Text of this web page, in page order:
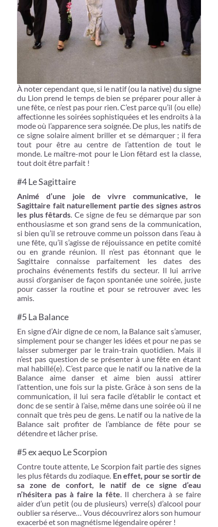
À noter cependant que, si le natif (ou la native) du signe
du Lion prend le temps de bien se préparer pour aller à
une fête, ce n’est pas pour rien. C’est parce qu’il (ou elle)
affectionne les soirées sophistiquées et les endroits à la
mode où l’apparence sera soignée. De plus, les natifs de
ce signe solaire aiment briller et se démarquer ; il fera
tout pour être au centre de l’attention de tout le
monde. Le maître-mot pour le Lion fêtard est la classe,
tout doit être parfait !
#4 Le Sagittaire
Animé d’une joie de vivre communicative, le
Sagittaire fait naturellement partie des signes astros
les plus fêtards. Ce signe de feu se démarque par son
enthousiasme et son grand sens de la communication,
si bien qu’il se retrouve comme un poisson dans l’eau à
une fête, qu’il s’agisse de réjouissance en petite comité
ou en grande réunion. Il n’est pas étonnant que le
Sagittaire connaisse parfaitement les dates des
prochains événements festifs du secteur. Il lui arrive
aussi d’organiser de façon spontanée une soirée, juste
pour casser la routine et pour se retrouver avec les
amis.
#5 La Balance
En signe d’Air digne de ce nom, la Balance sait s’amuser,
simplement pour se changer les idées et pour ne pas se
laisser submerger par le train-train quotidien. Mais il
n’est pas question de se présenter à une fête en étant
mal habillé(e). C’est parce que le natif ou la native de la
Balance aime danser et aime bien aussi attirer
l’attention, une fois sur la piste. Grâce à son sens de la
communication, il lui sera facile d’établir le contact et
donc de se sentir à l’aise, même dans une soirée où il ne
connaît que très peu de gens. Le natif ou la native de la
Balance sait profiter de l’ambiance de fête pour se
détendre et lâcher prise.
#5 ex aequo Le Scorpion
Contre toute attente, Le Scorpion fait partie des signes
les plus fêtards du zodiaque. En effet, pour se sortir de
sa zone de confort, le natif de ce signe d’eau
n’hésitera pas à faire la fête. Il cherchera à se faire
aider d’un petit (ou de plusieurs) verre(s) d’alcool pour
oublier sa réserve… Vous découvrirez alors son humour
exacerbé et son magnétisme légendaire opérer !